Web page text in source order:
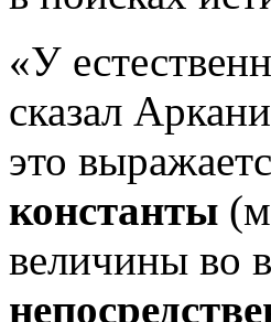
«У
сказал
это
константы
величины во